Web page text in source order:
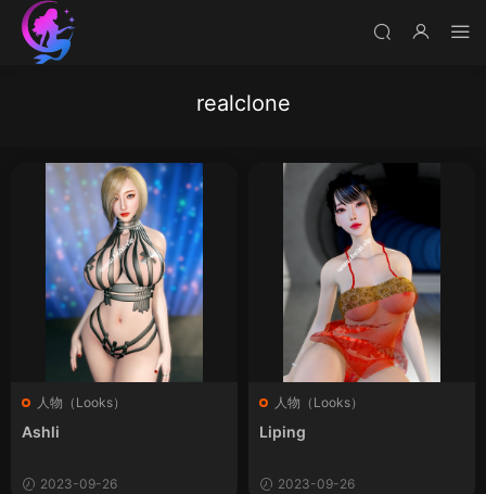
realclone
人物（Looks）
Ashli
2023-09-26
人物（Looks）
Liping
2023-09-26